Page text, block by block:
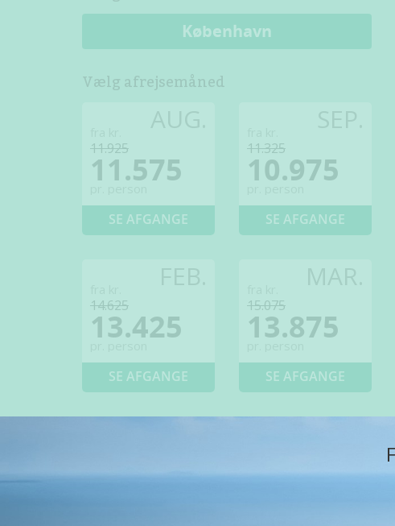
København
Vælg afrejsemåned
11.925
11.575
SE AFGANGE
11.325
10.975
SE AFGANGE
14.625
13.425
SE AFGANGE
15.075
13.875
SE AFGANGE